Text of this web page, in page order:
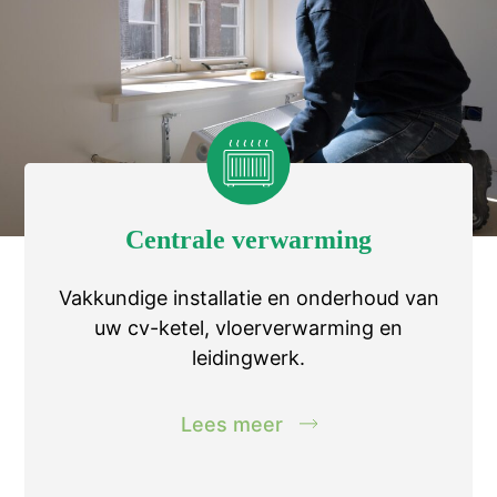
Centrale verwarming
Vakkundige installatie en onderhoud van
uw cv-ketel, vloerverwarming en
leidingwerk.
Lees meer